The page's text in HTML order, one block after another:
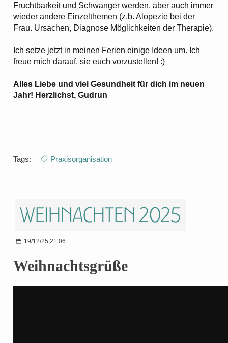
Fruchtbarkeit und Schwanger werden, aber auch immer
wieder andere Einzelthemen (z.b. Alopezie bei der
Frau. Ursachen, Diagnose Möglichkeiten der Therapie).
Ich setze jetzt in meinen Ferien einige Ideen um. Ich
freue mich darauf, sie euch vorzustellen! :)
Alles Liebe und viel Gesundheit für dich im neuen
Jahr! Herzlichst, Gudrun
Tags: Praxisorganisation
Weihnachten 2025
19/12/25 21:06
Weihnachtsgrüße